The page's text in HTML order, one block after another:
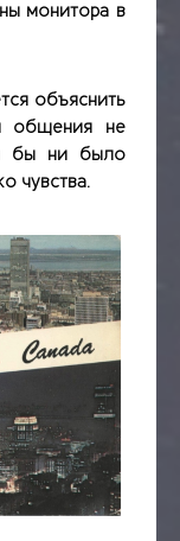
монитора в
объяснить
общения не
бы ни было
чувства.